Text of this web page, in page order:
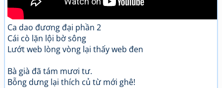
Ca dao đương đại phần 2
Cái cò lặn lội bờ sông
Lướt web lòng vòng lại thấy web đen
Bà già đã tám mươi tư.
Bỗng dưng lại thích củ từ mới ghê!